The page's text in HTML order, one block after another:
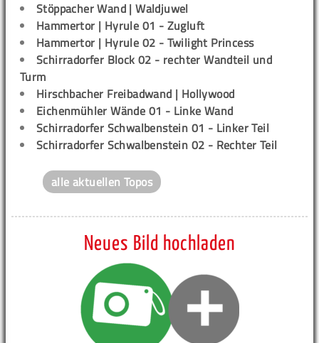
Stöppacher Wand | Waldjuwel
Hammertor | Hyrule 01 - Zugluft
Hammertor | Hyrule 02 - Twilight Princess
Schirradorfer Block 02 - rechter Wandteil und
Turm
Hirschbacher Freibadwand | Hollywood
Eichenmühler Wände 01 - Linke Wand
Schirradorfer Schwalbenstein 01 - Linker Teil
Schirradorfer Schwalbenstein 02 - Rechter Teil
alle aktuellen Topos
Neues Bild hochladen